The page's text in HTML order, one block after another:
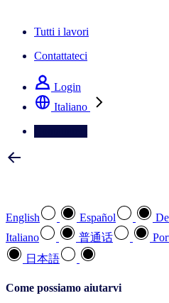
Tutti i lavori
Contattateci
Login
Italiano
English Español
Italiano
普通话
日本語
Come possiamo aiutarvi